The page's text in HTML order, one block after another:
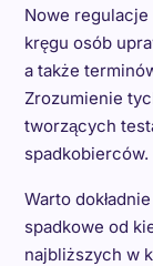
Nowe
kręgu osób
a także
Zrozumienie
tworzących
spadkobierców.
Warto
spadkowe od
najbliższych w